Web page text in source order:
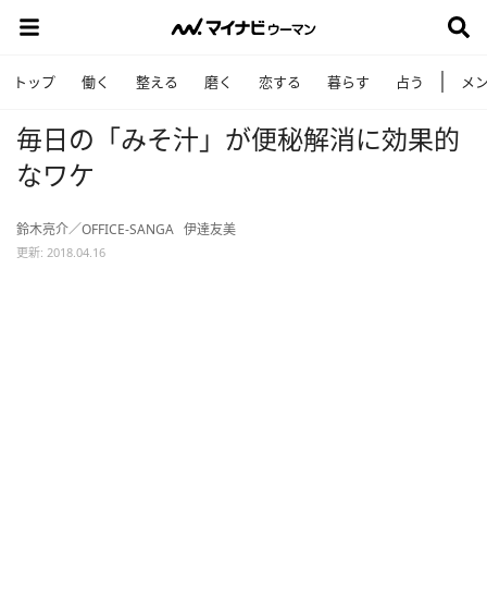
トップ 働く 整える 磨く 恋する 暮らす 占う メ
毎日の「みそ汁」が便秘解消に効果的
なワケ
鈴木亮介／OFFICE-SANGA 伊達友美
更新: 2018.04.16